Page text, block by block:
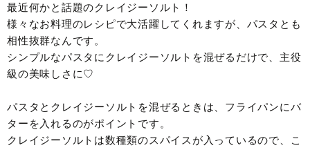
最近何かと話題のクレイジーソルト！
様々なお料理のレシピで大活躍してくれますが、パスタとも
相性抜群なんです。
シンプルなパスタにクレイジーソルトを混ぜるだけで、主役
級の美味しさに♡
パスタとクレイジーソルトを混ぜるときは、フライパンにバ
ターを入れるのがポイントです。
クレイジーソルトは数種類のスパイスが入っているので、こ